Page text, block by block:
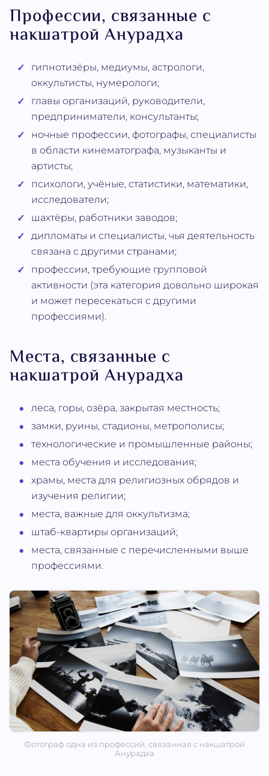
Профессии, связанные с
накшатрой Анурадха
гипнотизёры, медиумы, астрологи,
оккультисты, нумерологи;
главы организаций, руководители,
предприниматели, консультанты;
ночные профессии, фотографы, специалисты
в области кинематографа, музыканты и
артисты;
психологи, учёные, статистики, математики,
исследователи;
шахтёры, работники заводов;
дипломаты и специалисты, чья деятельность
связана с другими странами;
профессии, требующие групповой
активности (эта категория довольно широкая
и может пересекаться с другими
профессиями).
Места, связанные с
накшатрой Анурадха
леса, горы, озёра, закрытая местность;
замки, руины, стадионы, метрополисы;
технологические и промышленные районы;
места обучения и исследования;
храмы, места для религиозных обрядов и
изучения религии;
места, важные для оккультизма;
штаб-квартиры организаций;
места, связанные с перечисленными выше
профессиями.
Фотограф одна из профессий, связанная с накшатрой
Анурадха